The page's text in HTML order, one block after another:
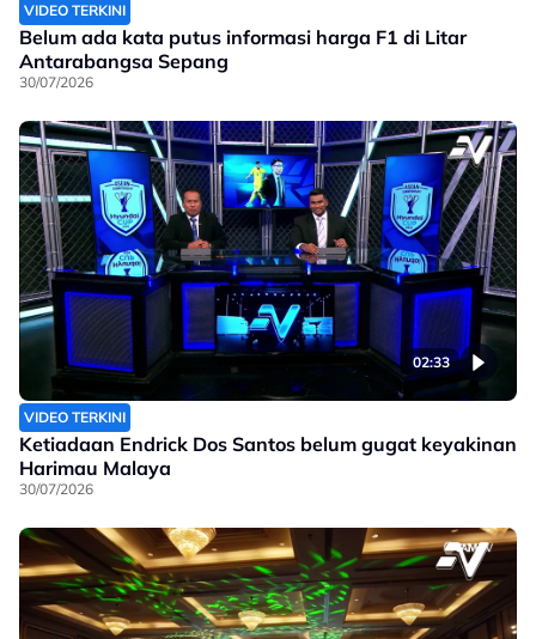
VIDEO TERKINI
Belum ada kata putus informasi harga F1 di Litar
Antarabangsa Sepang
30/07/2026
02:33
VIDEO TERKINI
Ketiadaan Endrick Dos Santos belum gugat keyakinan
Harimau Malaya
30/07/2026